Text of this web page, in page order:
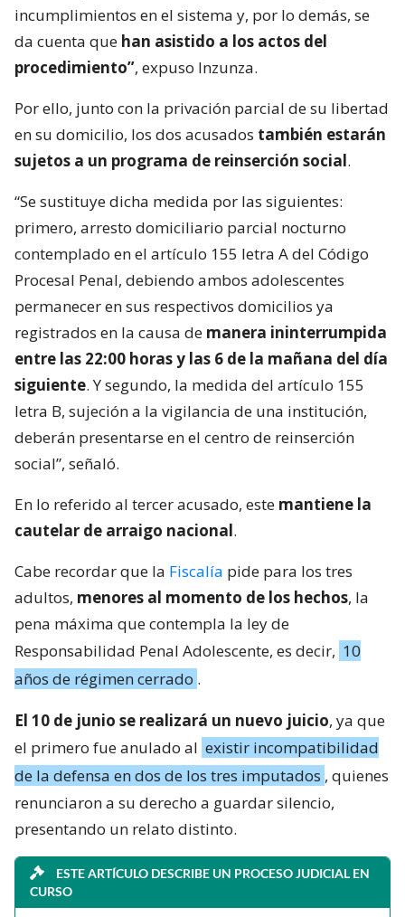
incumplimientos en el sistema y, por lo demás, se
da cuenta que han asistido a los actos del
procedimiento”, expuso Inzunza.
Por ello, junto con la privación parcial de su libertad
en su domicilio, los dos acusados también estarán
sujetos a un programa de reinserción social.
“Se sustituye dicha medida por las siguientes:
primero, arresto domiciliario parcial nocturno
contemplado en el artículo 155 letra A del Código
Procesal Penal, debiendo ambos adolescentes
permanecer en sus respectivos domicilios ya
registrados en la causa de manera ininterrumpida
entre las 22:00 horas y las 6 de la mañana del día
siguiente. Y segundo, la medida del artículo 155
letra B, sujeción a la vigilancia de una institución,
deberán presentarse en el centro de reinserción
social”, señaló.
En lo referido al tercer acusado, este mantiene la
cautelar de arraigo nacional.
Cabe recordar que la Fiscalía pide para los tres
adultos, menores al momento de los hechos, la
pena máxima que contempla la ley de
Responsabilidad Penal Adolescente, es decir, 10
años de régimen cerrado .
El 10 de junio se realizará un nuevo juicio, ya que
el primero fue anulado al existir incompatibilidad
de la defensa en dos de los tres imputados , quienes
renunciaron a su derecho a guardar silencio,
presentando un relato distinto.
ESTE ARTÍCULO DESCRIBE UN PROCESO JUDICIAL EN
CURSO